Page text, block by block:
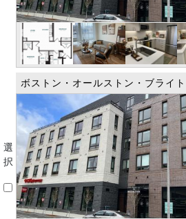
選
択
ボストン・オールストン・ブライ